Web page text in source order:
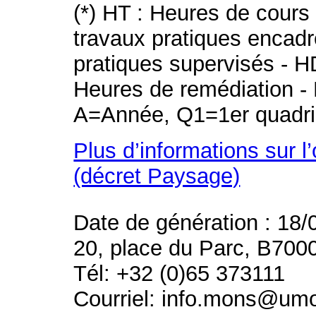
(*) HT : Heures de
travaux pratiques
pratiques supervisés -
Heures de remédiation
A=Année, Q1=1er
Plus d’informations sur
(décret Paysage)
Date de génération : 18/
20, place du Parc,
Tél: +32 (0)65 373111
Courriel: